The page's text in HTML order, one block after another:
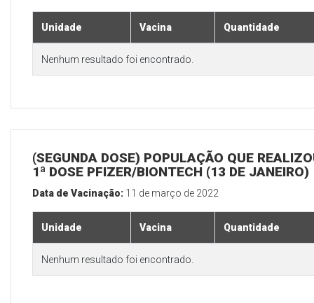
Unidade Vacina Quantidade
Nenhum resultado foi encontrado.
(SEGUNDA DOSE) POPULAÇÃO QUE
1ª DOSE PFIZER/BIONTECH (13 DE JANEIRO)
Data de Vacinação: 11 de março de 2022
Unidade Vacina Quantidade
Nenhum resultado foi encontrado.